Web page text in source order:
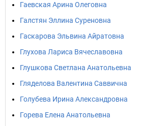
Гаевская Арина Олеговна
Галстян Эллина Суреновна
Гаскарова Эльвина Айратовна
Глухова Лариса Вячеславовна
Глушкова Светлана Анатольевна
Гляделова Валентина Саввична
Голубева Ирина Александровна
Горева Елена Анатольевна